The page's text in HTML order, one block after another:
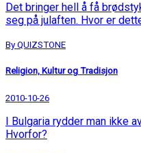
Det bringer hell å få
seg på julaften. Hvor er
By QUIZSTONE
Religion, Kultur og Tradisjon
2010-10-26
I Bulgaria rydder man ikke
Hvorfor?